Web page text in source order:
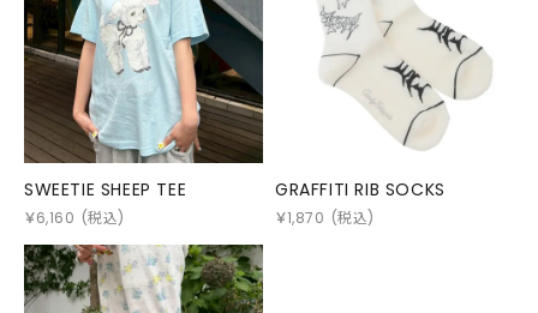
SWEETIE SHEEP TEE
￥6,160 (税込)
GRAFFITI RIB SOCKS
￥1,870 (税込)